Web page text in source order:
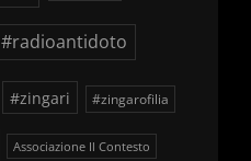
#radioantidoto
#zingari #zingarofilia
Associazione Il Contesto